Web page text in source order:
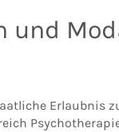
und
Erlaubnis